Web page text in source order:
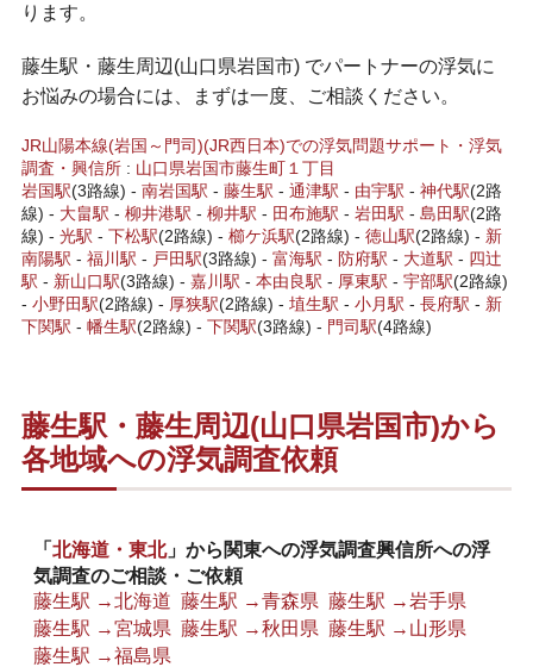
ります。
藤生駅・藤生周辺(山口県岩国市) でパートナーの浮気に
お悩みの場合には、まずは一度、ご相談ください。
JR山陽本線(岩国～門司)(JR西日本)での浮気問題サポート・浮気
調査・興信所 : 山口県岩国市藤生町１丁目
岩国駅(3路線) - 南岩国駅 - 藤生駅 - 通津駅 - 由宇駅 - 神代駅(2路
線) - 大畠駅 - 柳井港駅 - 柳井駅 - 田布施駅 - 岩田駅 - 島田駅(2路
線) - 光駅 - 下松駅(2路線) - 櫛ケ浜駅(2路線) - 徳山駅(2路線) - 新
南陽駅 - 福川駅 - 戸田駅(3路線) - 富海駅 - 防府駅 - 大道駅 - 四辻
駅 - 新山口駅(3路線) - 嘉川駅 - 本由良駅 - 厚東駅 - 宇部駅(2路線)
- 小野田駅(2路線) - 厚狭駅(2路線) - 埴生駅 - 小月駅 - 長府駅 - 新
下関駅 - 幡生駅(2路線) - 下関駅(3路線) - 門司駅(4路線)
藤生駅・藤生周辺(山口県岩国市)から
各地域への浮気調査依頼
「北海道・東北」から関東への浮気調査興信所への浮
気調査のご相談・ご依頼
藤生駅 →北海道 藤生駅 →青森県 藤生駅 →岩手県
藤生駅 →宮城県 藤生駅 →秋田県 藤生駅 →山形県
藤生駅 →福島県